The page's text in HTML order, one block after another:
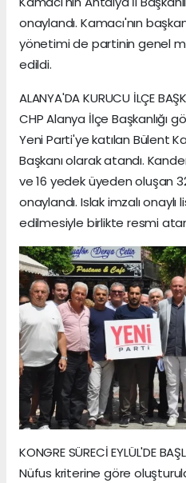
onaylandı. Kamacı'nın
yönetimi de partinin genel
edildi.
ALANYA'DA KURUCU İLÇE
CHP Alanya İlçe Başkanlığı
Yeni Parti'ye katılan Bülent
Başkanı olarak atandı.
ve 16 yedek üyeden oluşan
onaylandı. Islak imzalı
edilmesiyle birlikte resmi
KONGRE SÜRECİ EYLÜL'DE
Nüfus kriterine göre